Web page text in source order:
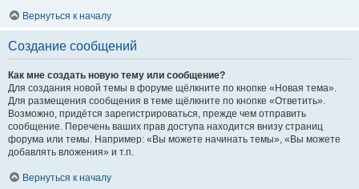
Вернуться к началу
Создание сообщений
Как мне создать новую тему или сообщение?
Для создания новой темы в форуме щёлкните по кнопке «Новая тема».
Для размещения сообщения в теме щёлкните по кнопке «Ответить».
Возможно, придётся зарегистрироваться, прежде чем отправить
сообщение. Перечень ваших прав доступа находится внизу страниц
форума или темы. Например: «Вы можете начинать темы», «Вы можете
добавлять вложения» и т.п.
Вернуться к началу